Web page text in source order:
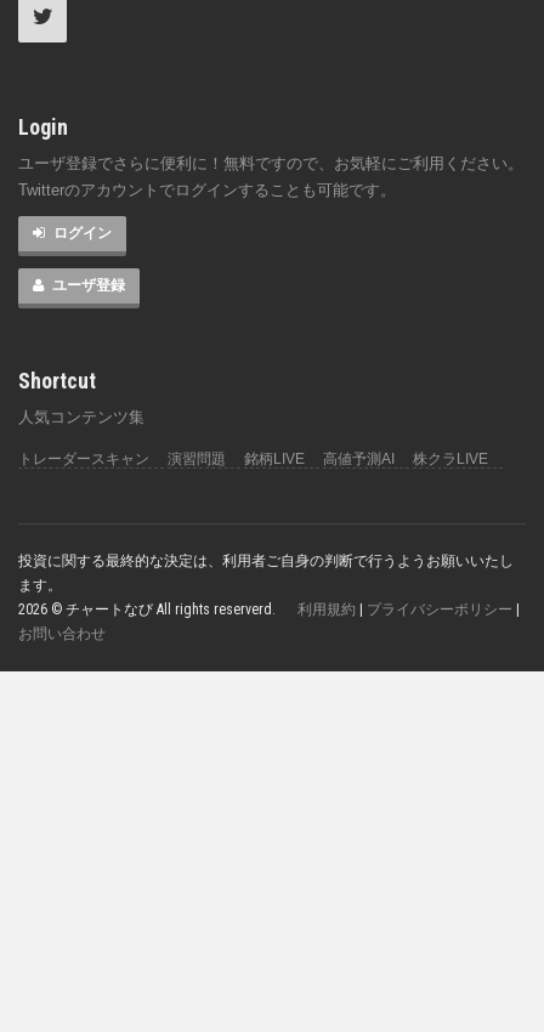
Login
ユーザ登録でさらに便利に！無料ですので、お気軽にご利用ください。
Twitterのアカウントでログインすることも可能です。
ログイン
ユーザ登録
Shortcut
人気コンテンツ集
トレーダースキャン 演習問題 銘柄LIVE 高値予測AI 株クラLIVE
投資に関する最終的な決定は、利用者ご自身の判断で行うようお願いいたし
ます。
2026 © チャートなび All rights reserverd. 利用規約 プライバシーポリシー
お問い合わせ